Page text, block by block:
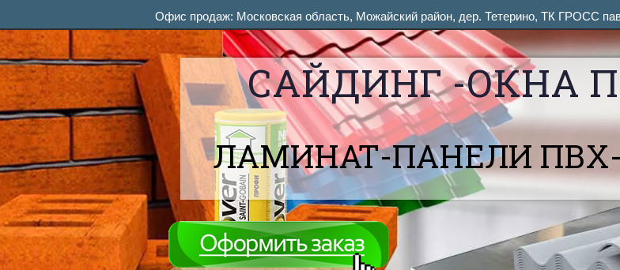
САЙДИНГ -ОКНА
ЛАМИНАТ-ПАНЕЛИ
Офис продаж: Московская область, Можайский район, дер. Тетерино, ТК ГРОСС